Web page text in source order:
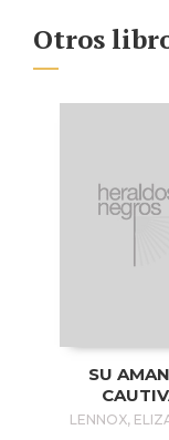
Otros
SU
LENNOX,